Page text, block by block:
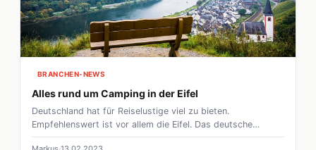
Monate.
BRANCHEN-NEWS
Alles rund um Camping in der Eifel
Deutschland hat für Reiselustige viel zu bieten.
Empfehlenswert ist vor allem die Eifel. Das deutsche
Mittelgebirge beherbergt nicht nur schöne Natur, sondern